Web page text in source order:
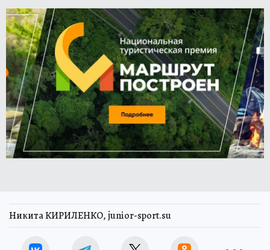
Никита КИРИЛЕНКО, junior-sport.su